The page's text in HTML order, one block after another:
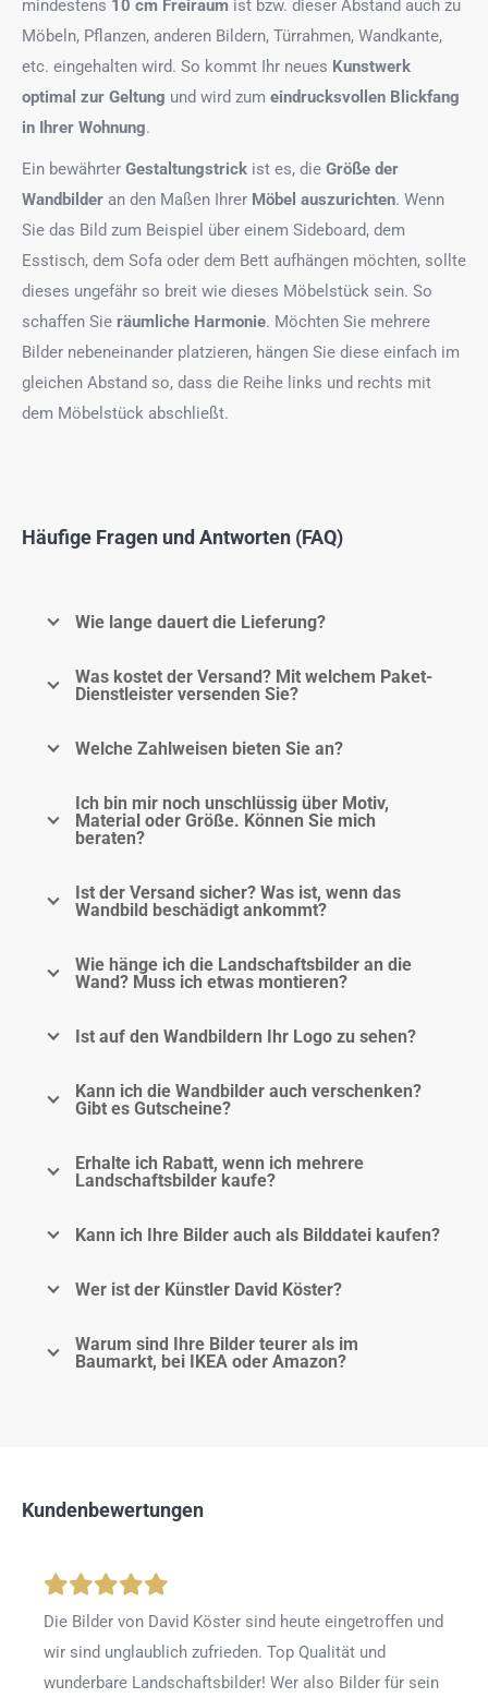
mindestens 10 cm Freiraum ist bzw. dieser Abstand auch zu
Möbeln, Pflanzen, anderen Bildern, Türrahmen, Wandkante,
etc. eingehalten wird. So kommt Ihr neues Kunstwerk
optimal zur Geltung und wird zum eindrucksvollen Blickfang
in Ihrer Wohnung.
Ein bewährter Gestaltungstrick ist es, die Größe der
Wandbilder an den Maßen Ihrer Möbel auszurichten. Wenn
Sie das Bild zum Beispiel über einem Sideboard, dem
Esstisch, dem Sofa oder dem Bett aufhängen möchten, sollte
dieses ungefähr so breit wie dieses Möbelstück sein. So
schaffen Sie räumliche Harmonie. Möchten Sie mehrere
Bilder nebeneinander platzieren, hängen Sie diese einfach im
gleichen Abstand so, dass die Reihe links und rechts mit
dem Möbelstück abschließt.
Häufige Fragen und Antworten (FAQ)
Wie lange dauert die Lieferung?
Was kostet der Versand? Mit welchem Paket-
Dienstleister versenden Sie?
Welche Zahlweisen bieten Sie an?
Ich bin mir noch unschlüssig über Motiv,
Material oder Größe. Können Sie mich
beraten?
Ist der Versand sicher? Was ist, wenn das
Wandbild beschädigt ankommt?
Wie hänge ich die Landschaftsbilder an die
Wand? Muss ich etwas montieren?
Ist auf den Wandbildern Ihr Logo zu sehen?
Kann ich die Wandbilder auch verschenken?
Gibt es Gutscheine?
Erhalte ich Rabatt, wenn ich mehrere
Landschaftsbilder kaufe?
Kann ich Ihre Bilder auch als Bilddatei kaufen?
Wer ist der Künstler David Köster?
Warum sind Ihre Bilder teurer als im
Baumarkt, bei IKEA oder Amazon?
Kundenbewertungen
Die Bilder von David Köster sind heute eingetroffen und
wir sind unglaublich zufrieden. Top Qualität und
wunderbare Landschaftsbilder! Wer also Bilder für sein